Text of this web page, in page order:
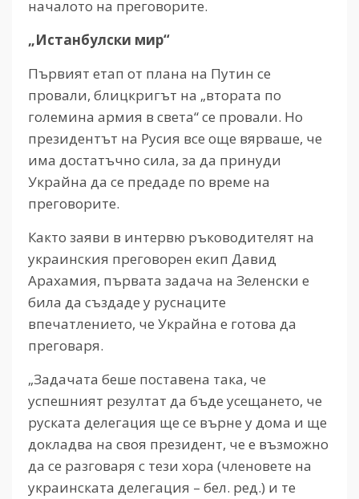
началото на преговорите.
„Истанбулски мир“
Първият етап от плана на Путин се
провали, блицкригът на „втората по
големина армия в света“ се провали. Но
президентът на Русия все още вярваше, че
има достатъчно сила, за да принуди
Украйна да се предаде по време на
преговорите.
Както заяви в интервю ръководителят на
украинския преговорен екип Давид
Арахамия, първата задача на Зеленски е
била да създаде у руснаците
впечатлението, че Украйна е готова да
преговаря.
„Задачата беше поставена така, че
успешният резултат да бъде усещането, че
руската делегация ще се върне у дома и ще
докладва на своя президент, че е възможно
да се разговаря с тези хора (членовете на
украинската делегация – бел. ред.) и те